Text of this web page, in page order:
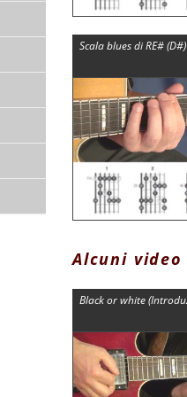
Scala blues di RE#
Alcuni
Black or white